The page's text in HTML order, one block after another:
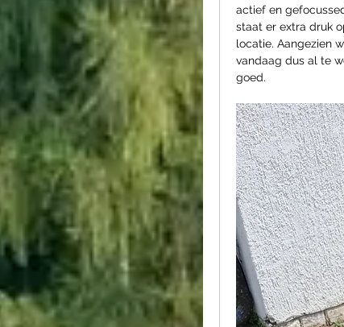
actief en
staat er extra druk
locatie. Aangezien
vandaag dus al te
goed.